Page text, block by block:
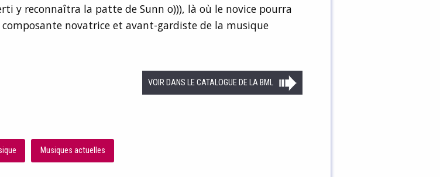
y reconnaîtra la patte de Sunn o))), là où le novice pourra
novatrice et avant-gardiste de la musique
VOIR DANS LE CATALOGUE DE LA BML
Musiques actuelles